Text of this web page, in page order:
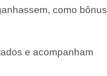
como bônus
e acompanham